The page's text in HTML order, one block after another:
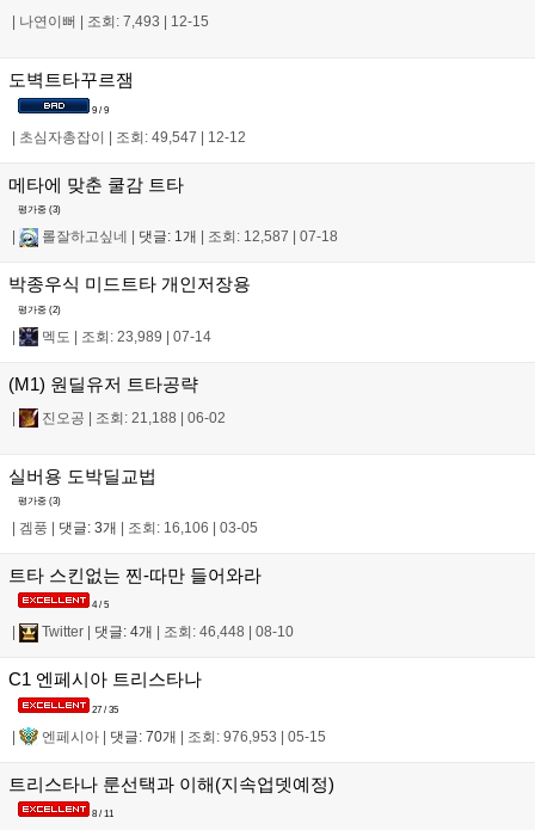
나연이뻐 조회: 7,493 12-15
도벽트타꾸르잼
9 / 9
| 초심자총잡이 | 조회: 49,547 | 12-12
메타에 맞춘 쿨감 트타
평가중 (3)
롤잘하고싶네 댓글: 1개 조회: 12,587 07-18
박종우식 미드트타 개인저장용
평가중 (2)
| 멕도 | 조회: 23,989 | 07-14
(M1) 원딜유저 트타공략
| 진오공 | 조회: 21,188 | 06-02
실버용 도박딜교법
평가중 (3)
| 겜풍 | 댓글: 3개 | 조회: 16,106 | 03-05
트타 스킨없는 찐-따만 들어와라
4 / 5
Twitter 댓글: 4개 조회: 46,448 08-10
C1 엔페시아 트리스타나
27 / 35
| 엔페시아 | 댓글: 70개 | 조회: 976,953 | 05-15
트리스타나 룬선택과 이해(지속업뎃예정)
8 / 11